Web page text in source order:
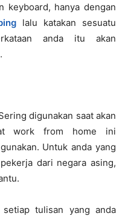
keyboard, hanya dengan
lalu katakan sesuatu
anda itu akan
digunakan saat akan
work from home ini
Untuk anda yang
dari negara asing,
setiap tulisan yang anda